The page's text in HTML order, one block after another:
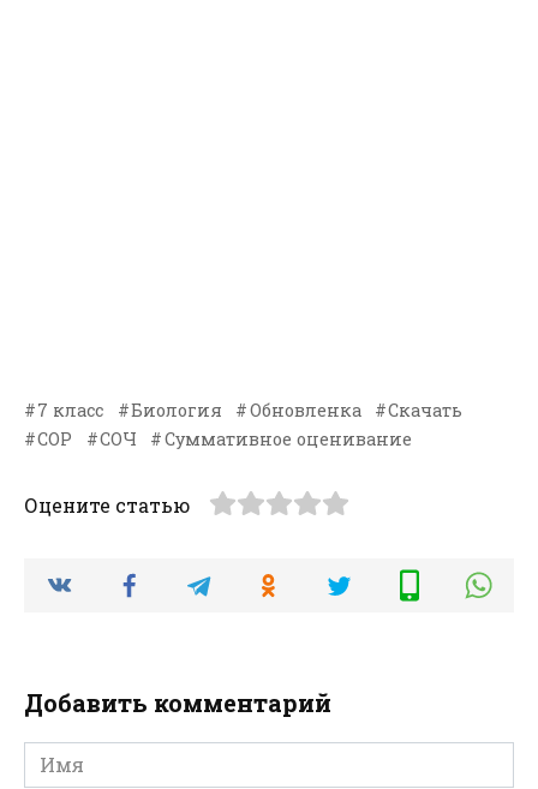
7 класс Биология Обновленка
Скачать
СОР
СОЧ Суммативное оценивание
Оцените статью
Добавить комментарий
Имя
*